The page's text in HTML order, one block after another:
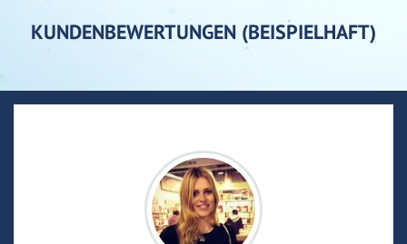
KUNDENBEWERTUNGEN (BEISPIELHAFT)